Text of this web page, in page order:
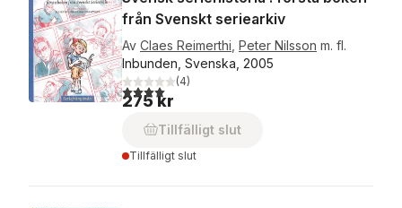
från Svenskt seriearkiv
Av Claes Reimerthi Peter Nilsson m. fl.
Inbunden, Svenska, 2005
4,0utav 5 stjärnor. Totalt antal röster:
(4)
275 kr
Tillfälligt slut
Tillfälligt slut